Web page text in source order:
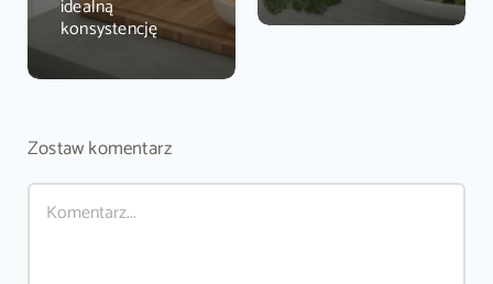
idealną
konsystencję
Zostaw komentarz
Comment